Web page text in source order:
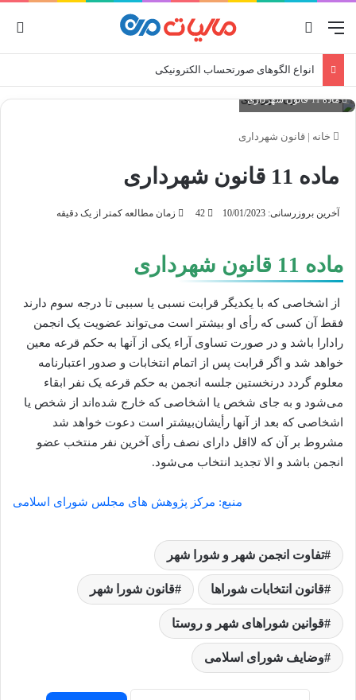
منو
انواع الگوهای صورتحساب الکترونیکی
ماده 11 قانون شهرداری
خانه | قانون شهرداری
ماده 11 قانون شهرداری
آخرین بروزرسانی: 10/01/2023 42 زمان مطالعه کمتر از یک دقیقه
ماده 11 قانون شهرداری
از اشخاصی که با یکدیگر قرابت نسبی یا سببی تا درجه سوم دارند
فقط آن کسی که رأی او بیشتر است می‌تواند عضویت یک انجمن
را‌دارا باشد و در صورت تساوی آراء یکی از آنها به حکم قرعه معین
خواهد شد و اگر قرابت پس از اتمام انتخابات و صدور اعتبارنامه
معلوم گردد در‌نخستین جلسه انجمن به حکم قرعه یک نفر ابقاء
می‌شود و به جای شخص یا اشخاصی که خارج شده‌اند از شخص یا
اشخاصی که بعد از آنها رأیشان‌بیشتر است دعوت خواهد شد
مشروط بر آن که لااقل دارای نصف رأی آخرین نفر منتخب عضو
انجمن باشد و الا تجدید انتخاب می‌شود.
منبع: مرکز پژوهش های مجلس شورای اسلامی
تفاوت انجمن شهر و شورا شهر
قانون انتخابات شوراها قانون شورا شهر
قوانین شوراهای شهر و روستا
وضایف شورای اسلامی